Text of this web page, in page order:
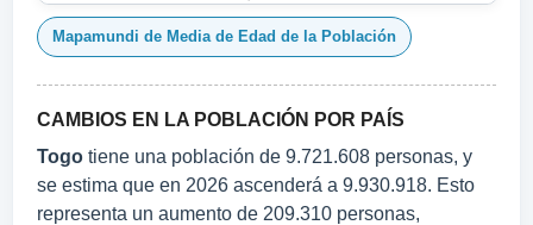
Mapamundi de Media de Edad de la Población
CAMBIOS EN LA POBLACIÓN POR PAÍS
Togo tiene una población de 9.721.608 personas, y
se estima que en 2026 ascenderá a 9.930.918. Esto
representa un aumento de 209.310 personas,